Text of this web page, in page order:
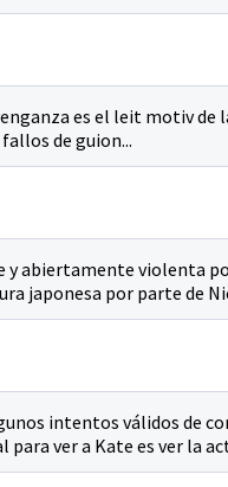
es el leit motiv de
de guion...
y abiertamente violenta
japonesa por parte de
intentos válidos de
ver a Kate es ver la